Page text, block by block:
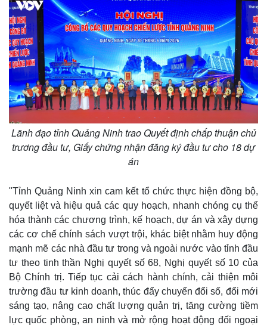
Kinh tế
Bất động sản
Thị trường
Giá vàng
Tiêu dùng
Tỷ giá
Chứng khoán
Giá cà phê
Lãnh đạo tỉnh Quảng Ninh trao Quyết định chấp thuận chủ
trương đầu tư, Giấy chứng nhận đăng ký đầu tư cho 18 dự
án
"Tỉnh Quảng Ninh xin cam kết tổ chức thực hiện đồng bộ,
quyết liệt và hiệu quả các quy hoạch, nhanh chóng cụ thể
hóa thành các chương trình, kế hoạch, dự án và xây dựng
các cơ chế chính sách vượt trội, khác biệt nhằm huy động
mạnh mẽ các nhà đầu tư trong và ngoài nước vào tỉnh đầu
tư theo tinh thần Nghị quyết số 68, Nghị quyết số 10 của
Bộ Chính trị. Tiếp tục cải cách hành chính, cải thiện môi
trường đầu tư kinh doanh, thúc đẩy chuyển đổi số, đổi mới
sáng tạo, nâng cao chất lượng quản trị, tăng cường tiềm
lực quốc phòng, an ninh và mở rộng hoạt động đối ngoại